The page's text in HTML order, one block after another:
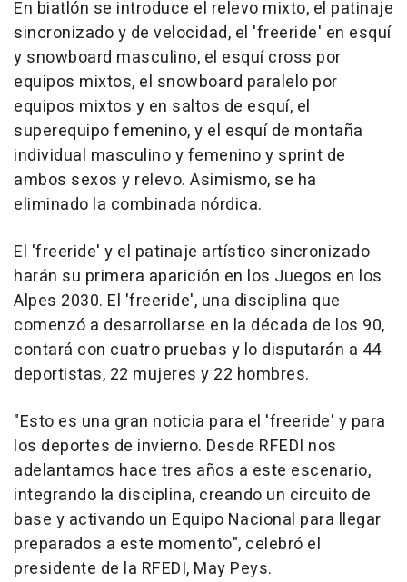
En biatlón se introduce el relevo mixto, el patinaje
sincronizado y de velocidad, el 'freeride' en esquí
y snowboard masculino, el esquí cross por
equipos mixtos, el snowboard paralelo por
equipos mixtos y en saltos de esquí, el
superequipo femenino, y el esquí de montaña
individual masculino y femenino y sprint de
ambos sexos y relevo. Asimismo, se ha
eliminado la combinada nórdica.
El 'freeride' y el patinaje artístico sincronizado
harán su primera aparición en los Juegos en los
Alpes 2030. El 'freeride', una disciplina que
comenzó a desarrollarse en la década de los 90,
contará con cuatro pruebas y lo disputarán a 44
deportistas, 22 mujeres y 22 hombres.
"Esto es una gran noticia para el 'freeride' y para
los deportes de invierno. Desde RFEDI nos
adelantamos hace tres años a este escenario,
integrando la disciplina, creando un circuito de
base y activando un Equipo Nacional para llegar
preparados a este momento", celebró el
presidente de la RFEDI, May Peys.